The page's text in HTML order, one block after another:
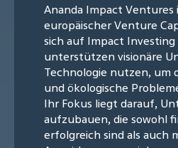
Ananda Impact Ventures
europäischer Venture
sich auf Impact
unterstützen visionäre
Technologie nutzen, um
und ökologische
Ihr Fokus liegt darauf,
aufzubauen, die sowohl
erfolgreich sind als auch